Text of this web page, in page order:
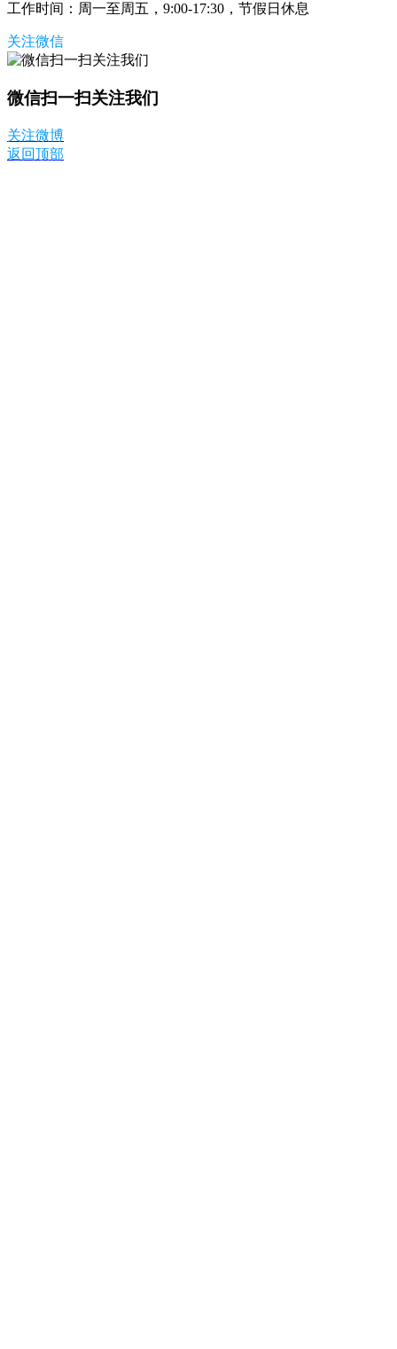
工作时间：周一至周五，9:00-17:30，节假日休息
关注微信
微信扫一扫关注我们
关注微博
返回顶部